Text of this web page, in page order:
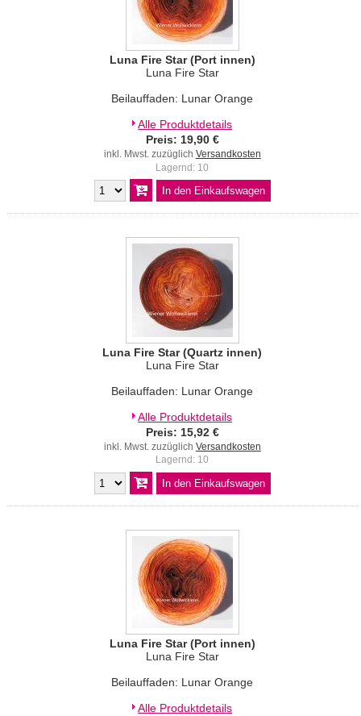
Luna Fire Star (Port innen)
Luna Fire Star
Beilauffaden: Lunar Orange
Alle Produktdetails
Preis: 19,90 €
inkl. Mwst. zuzüglich Versandkosten
Lagernd: 10
Luna Fire Star (Quartz innen)
Luna Fire Star
Beilauffaden: Lunar Orange
Alle Produktdetails
Preis: 15,92 €
inkl. Mwst. zuzüglich Versandkosten
Lagernd: 10
Luna Fire Star (Port innen)
Luna Fire Star
Beilauffaden: Lunar Orange
Alle Produktdetails